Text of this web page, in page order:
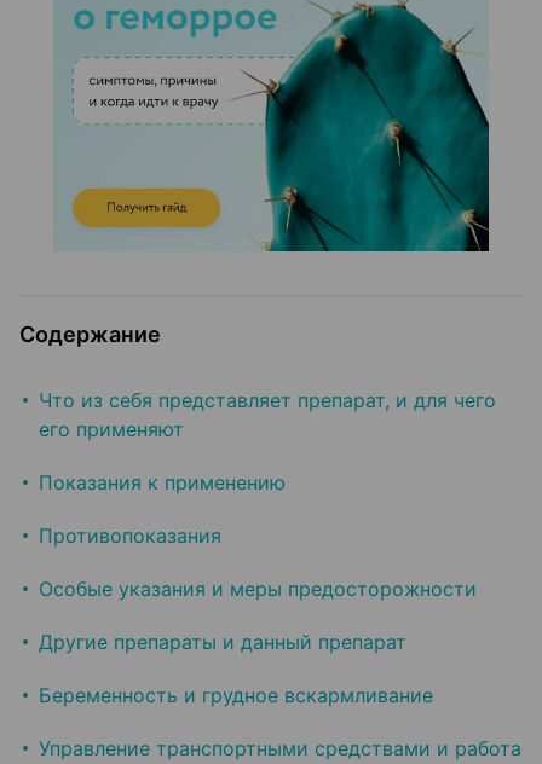
Содержание
Что из себя представляет препарат, и для чего
его применяют
Показания к применению
Противопоказания
Особые указания и меры предосторожности
Другие препараты и данный препарат
Беременность и грудное вскармливание
Управление транспортными средствами и работа